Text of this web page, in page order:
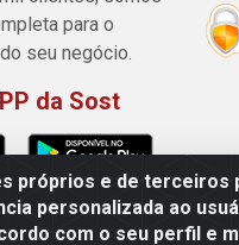
próprios e de terceiros
personalizada ao
com o seu perfil e
para o
seu negócio.
da Sost
Sost Distribuidora - Rua